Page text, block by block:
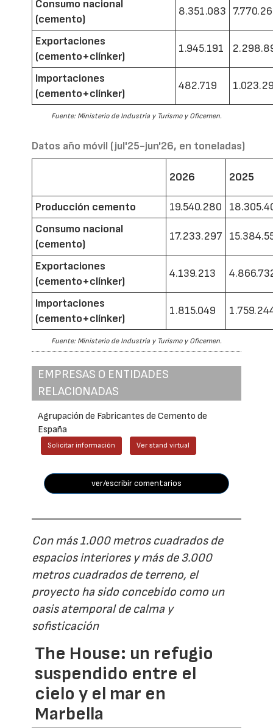
Consumo nacional
(cemento)
8.351.083
Exportaciones
(cemento+clínker)
1.945.191
Importaciones
(cemento+clínker)
482.719
Fuente: Ministerio de Industria y Turismo y Oficemen.
Datos año móvil (jul'25-jun'26, en toneladas)
2026 2025
Producción cemento 19.540.280
Consumo nacional
(cemento)
17.233.297
Exportaciones
(cemento+clínker)
4.139.213
Importaciones
(cemento+clínker)
1.815.049
Fuente: Ministerio de Industria y Turismo y Oficemen.
EMPRESAS O ENTIDADES
RELACIONADAS
Agrupación de Fabricantes de Cemento de
España
Solicitar información Ver stand virtual
ver/escribir comentarios
Con más 1.000 metros cuadrados de
espacios interiores y más de 3.000
metros cuadrados de terreno, el
proyecto ha sido concebido como un
oasis atemporal de calma y
sofisticación
The House: un refugio
suspendido entre el
cielo y el mar en
Marbella